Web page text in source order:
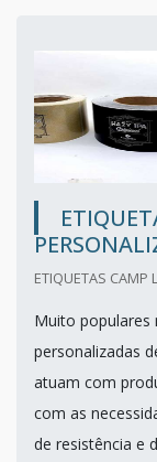
ETIQUETAS CAMP
Muito populares
personalizadas
atuam com
com as
de resistência e